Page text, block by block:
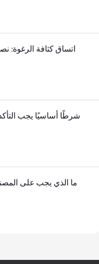
اتساق كثافة الرغوة:
ما الذي يجب على